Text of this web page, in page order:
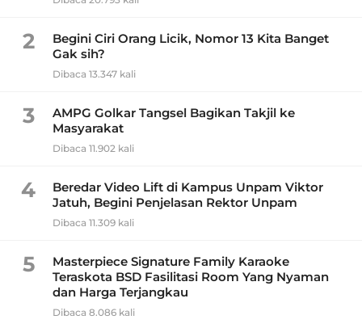
2
Begini Ciri Orang Licik, Nomor 13 Kita Banget
Gak sih?
Dibaca 13.347 kali
3
AMPG Golkar Tangsel Bagikan Takjil ke
Masyarakat
Dibaca 11.902 kali
4
Beredar Video Lift di Kampus Unpam Viktor
Jatuh, Begini Penjelasan Rektor Unpam
Dibaca 11.309 kali
5
Masterpiece Signature Family Karaoke
Teraskota BSD Fasilitasi Room Yang Nyaman
dan Harga Terjangkau
Dibaca 8.086 kali